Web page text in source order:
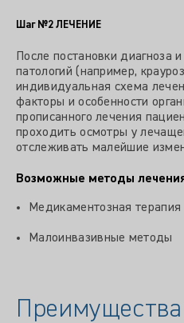
Шаг №2 ЛЕЧЕНИЕ
После постановки диагноза
патологий (например,
индивидуальная схема
факторы и особенности
прописанного лечения
проходить осмотры у
отслеживать малейшие
Возможные методы
Медикаментозная терапия
Малоинвазивные методы